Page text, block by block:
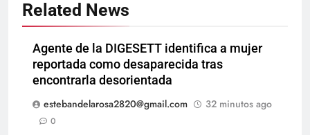
Related News
Agente de la DIGESETT identifica a mujer
reportada como desaparecida tras
encontrarla desorientada
estebandelarosa2820@gmail.com
32 minutos ago
0